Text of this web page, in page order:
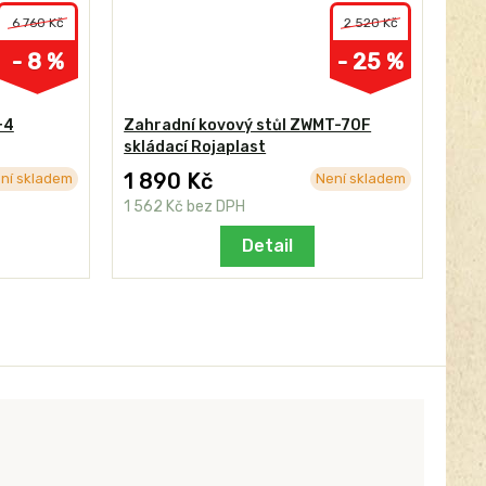
6 760 Kč
- 8 %
skladem
2 520 Kč
- 25 %
Zahradní kovový stůl ZWMT-70F
skládací Rojaplast
1 890 Kč
1 562 Kč bez DPH
Není skladem
Detail